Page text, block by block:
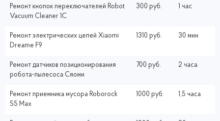
Ремонт кнопок переключателей Robot
Vacuum Cleaner 1C
300 руб. 1 час
Ремонт электрических цепей Xiaomi
Dreame F9
1310 руб. 30 мин
Ремонт датчиков позиционирования
робота-пылесоса Сяоми
700 руб. 2 часа
Ремонт приемника мусора Roborock
S5 Max
1000 руб. 1,5 часа